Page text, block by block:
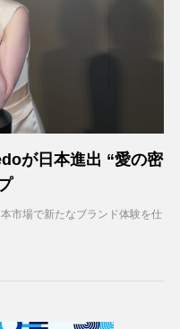
が日本進出 “愛の密
市場で新たなブランド体験を仕